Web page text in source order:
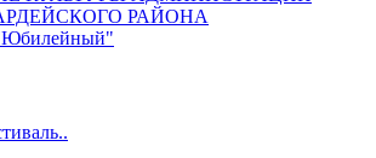
РАЙОНА